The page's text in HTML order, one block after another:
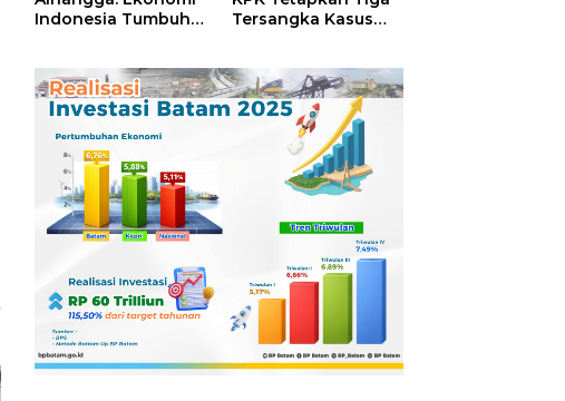
Indonesia Tumbuh
Tersangka Kasus
Pertamina